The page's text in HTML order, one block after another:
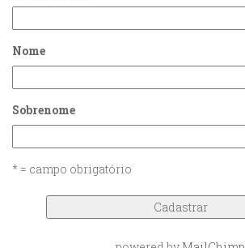
Nome
Sobrenome
* = campo obrigatório